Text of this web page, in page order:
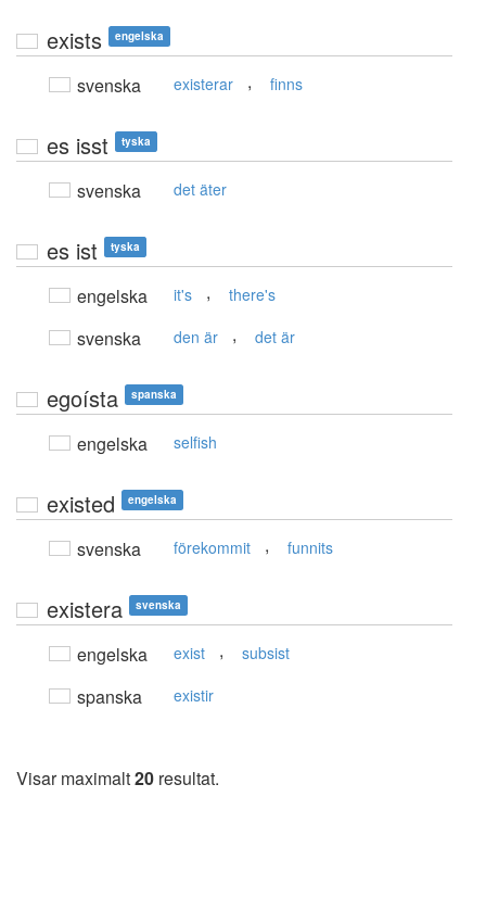
exists engelska
svenska existerar , finns
es isst tyska
svenska det äter
es ist tyska
engelska it's , there's
svenska den är , det är
egoísta spanska
engelska selfish
existed engelska
svenska förekommit , funnits
existera svenska
engelska exist , subsist
spanska existir
Visar maximalt20 resultat.